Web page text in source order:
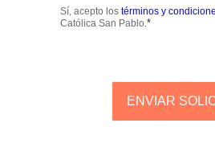
Sí, acepto los términos y
Católica San Pablo.*